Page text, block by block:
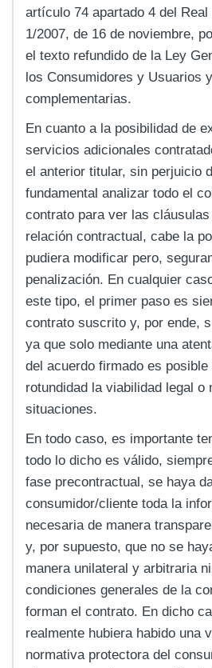
artículo 74 apartado 4 del
1/2007, de 16 de noviembre,
el texto refundido de la Ley
los Consumidores y Usuarios
complementarias.
En cuanto a la posibilidad de
servicios adicionales
el anterior titular, sin perjuicio
fundamental analizar todo el
contrato para ver las
relación contractual, cabe la
pudiera modificar pero,
penalización. En cualquier
este tipo, el primer paso es
contrato suscrito y, por ende,
ya que solo mediante una
del acuerdo firmado es
rotundidad la viabilidad legal o
situaciones.
En todo caso, es importante
todo lo dicho es válido,
fase precontractual, se haya
consumidor/cliente toda la
necesaria de manera
y, por supuesto, que no se
manera unilateral y arbitraria
condiciones generales de la
forman el contrato. En dicho
realmente hubiera habido una
normativa protectora del